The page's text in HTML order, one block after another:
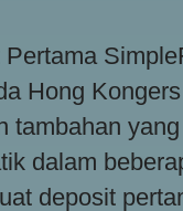
Hong
tambahan
dalam
deposit